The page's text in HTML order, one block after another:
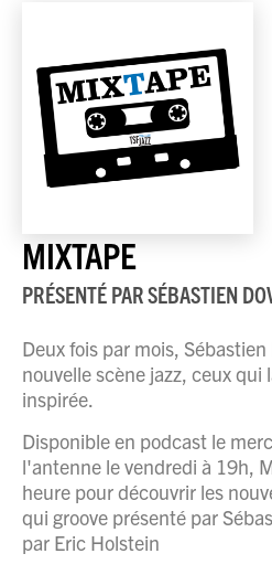
MIXTAPE
PRÉSENTÉ PARSÉBASTIEN
Deux fois par mois,
nouvelle scène jazz, ceux qui
inspirée.
Disponible en podcast le
l'antenne le vendredi à 19h,
heure pour découvrir les
qui groove présenté par
par Eric Holstein